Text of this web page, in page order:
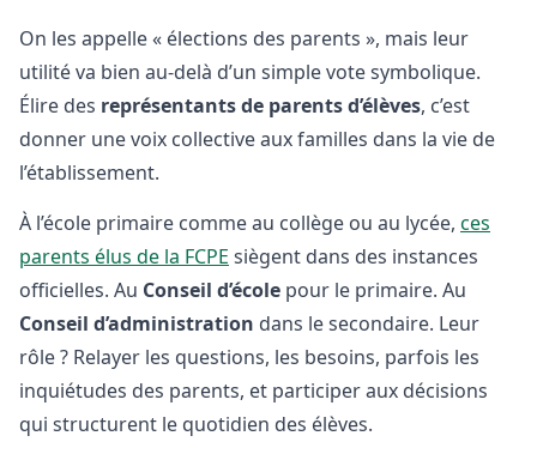
On les appelle « élections des parents », mais leur
utilité va bien au-delà d’un simple vote symbolique.
Élire des représentants de parents d’élèves, c’est
donner une voix collective aux familles dans la vie de
l’établissement.
À l’école primaire comme au collège ou au lycée, ces
parents élus de la FCPE siègent dans des instances
officielles. Au Conseil d’école pour le primaire. Au
Conseil d’administration dans le secondaire. Leur
rôle ? Relayer les questions, les besoins, parfois les
inquiétudes des parents, et participer aux décisions
qui structurent le quotidien des élèves.